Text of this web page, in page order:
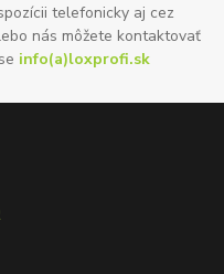
telefonicky aj cez
nás môžete kontaktovať
info(a)loxprofi.sk